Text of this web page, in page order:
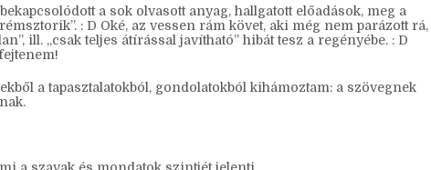
de a béták észrevételei után se lett jobb, mert nem
és én is volt már, hogy éreztem, hogy egy szöveg rossz, csak
miért, mi a gond?
: D Oké, az vessen rám követ, aki még nem parázott rá,
ill. „csak teljes átírással javítható” hibát tesz a regényébe. : D